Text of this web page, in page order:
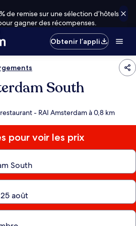
de remise sur une sélection d’hôtels
gagner des récompenses.
Obtenir l’appli
South
- RAI Amsterdam à 0,8 km
pour voir les prix